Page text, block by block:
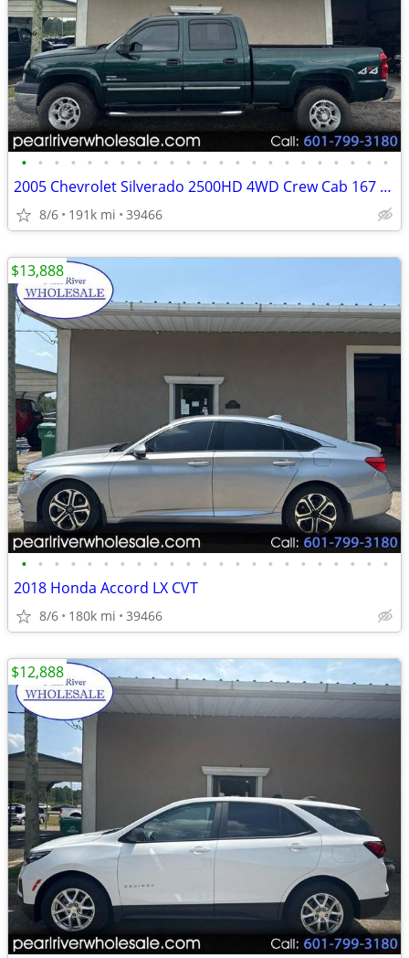
• • • • • • • • • • • • • • • • • • • • • • •
2005 Chevrolet Silverado 2500HD 4WD Crew Cab 167 LT w/1LT
8/6 191k mi 39466
• • • • • • • • • • • • • • • • • • • • • • •
2018 Honda Accord LX CVT
8/6 180k mi 39466
$13,888
$12,888